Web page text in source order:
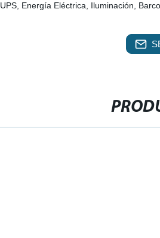
UPS, Energía Eléctrica, Iluminación,